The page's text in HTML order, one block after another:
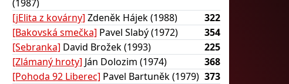
(1987)
[jElita z kovárny] Zdeněk Hájek (1988)
322
[Bakovská smečka] Pavel Slabý (1972)
354
[Sebranka] David Brožek (1993)
225
[Zlámaný hroty] Ján Dolozim (1974)
368
[Pohoda 92 Liberec] Pavel Bartuněk (1979) 373